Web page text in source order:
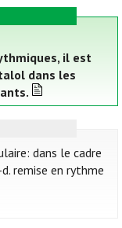
il est
dans les
dans le cadre
d. remise en rythme